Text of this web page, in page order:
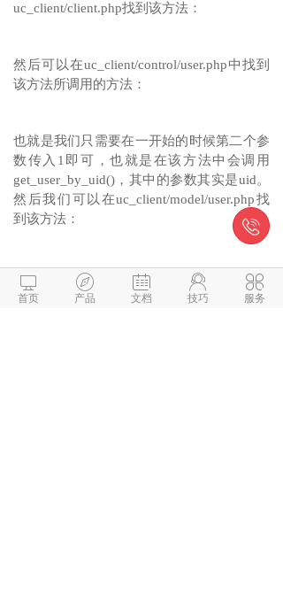
uc_client/client.php找到该方法：
然后可以在uc_client/control/user.php中找到
该方法所调用的方法：
也就是我们只需要在一开始的时候第二个参
数传入1即可，也就是在该方法中会调用
get_user_by_uid()，其中的参数其实是uid。
然后我们可以在uc_client/model/user.php找
到该方法：
这样就已经调取uc中的用户信息，需要注意
的是，在上一步的onget_user方法中返回的

首页

产品

文档

技巧

服务
